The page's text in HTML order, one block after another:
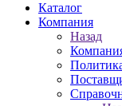
Каталог
Компания
Назад